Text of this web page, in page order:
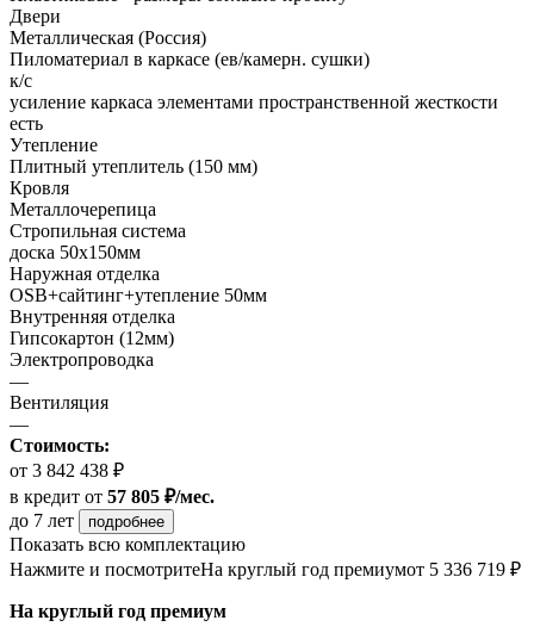
Двери
Металлическая (Россия)
Пиломатериал в каркасе (ев/камерн. сушки)
к/с
усиление каркаса элементами пространственной жесткости
есть
Утепление
Плитный утеплитель (150 мм)
Кровля
Металлочерепица
Стропильная система
доска 50х150мм
Наружная отделка
OSB+сайтинг+утепление 50мм
Внутренняя отделка
Гипсокартон (12мм)
Электропроводка
—
Вентиляция
—
Стоимость:
от 3 842 438 ₽
в кредит от 57 805 ₽/мес.
до 7 лет
подробнее
Показать всю комплектацию
Нажмите и посмотритеНа круглый год премиумот 5 336 719 ₽
На круглый год премиум